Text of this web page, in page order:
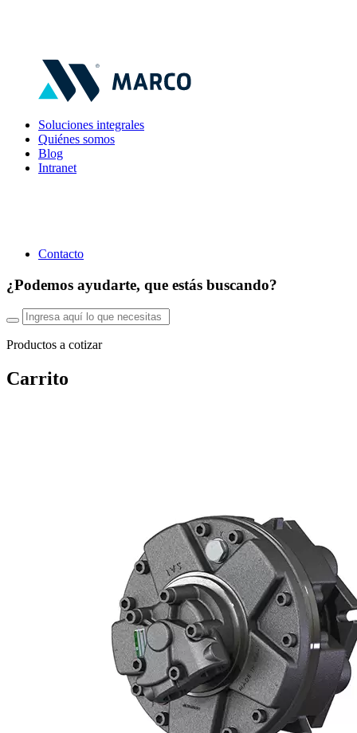
Soluciones integrales
Quiénes somos
Blog
Intranet
Contacto
¿Podemos ayudarte, que estás buscando?
Productos a cotizar
Carrito